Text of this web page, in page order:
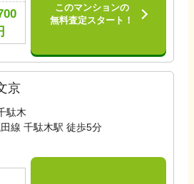
このマンションの
無料査定スタート！
京
駄木
線 千駄木駅 徒歩5分